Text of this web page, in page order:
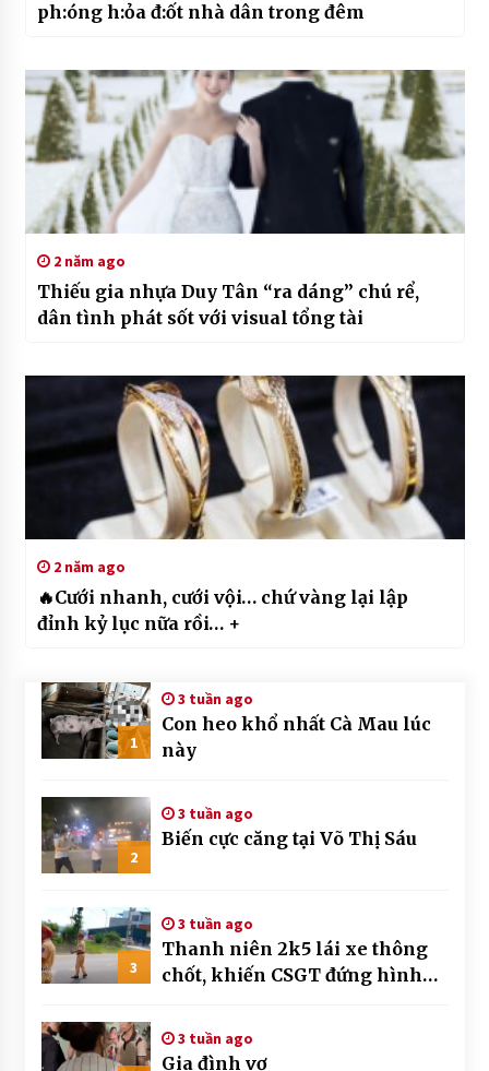
ph:óng h:ỏa đ:ốt nhà dân trong đêm
2 năm ago
Thiếu gia nhựa Duy Tân “ra dáng” chú rể,
dân tình phát sốt với visual tổng tài
2 năm ago
🔥Cưới nhanh, cưới vội… chứ vàng lại lập
đỉnh kỷ lục nữa rồi… +
1
3 tuần ago
Con heo khổ nhất Cà Mau lúc
này
2
3 tuần ago
Biến cực căng tại Võ Thị Sáu
3
3 tuần ago
Thanh niên 2k5 lái xe thông
chốt, khiến CSGT đứng hình
3 tuần ago
Gia đình vợ